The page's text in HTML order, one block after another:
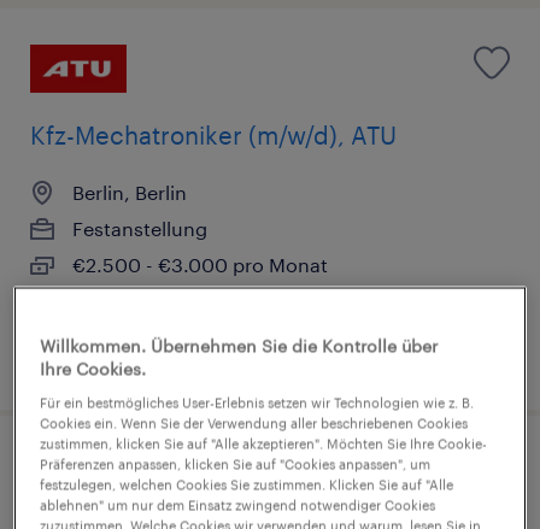
Kfz-Mechatroniker (m/w/d), ATU
Berlin, Berlin
Festanstellung
€2.500 - €3.000 pro Monat
9. August 2026
Willkommen. Übernehmen Sie die Kontrolle über
Ihre Cookies.
Für ein bestmögliches User-Erlebnis setzen wir Technologien wie z. B.
Cookies ein. Wenn Sie der Verwendung aller beschriebenen Cookies
zustimmen, klicken Sie auf "Alle akzeptieren". Möchten Sie Ihre Cookie-
Präferenzen anpassen, klicken Sie auf "Cookies anpassen", um
festzulegen, welchen Cookies Sie zustimmen. Klicken Sie auf "Alle
ablehnen" um nur dem Einsatz zwingend notwendiger Cookies
zuzustimmen. Welche Cookies wir verwenden und warum, lesen Sie in